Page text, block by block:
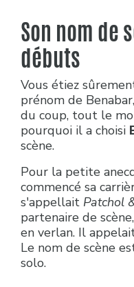
Son nom de
débuts
Vous étiez
prénom de
du coup, tout le
pourquoi il a choisi
scène.
Pour la petite
commencé sa
s'appellait Patchol
partenaire de
en verlan. Il
Le nom de scène
solo.